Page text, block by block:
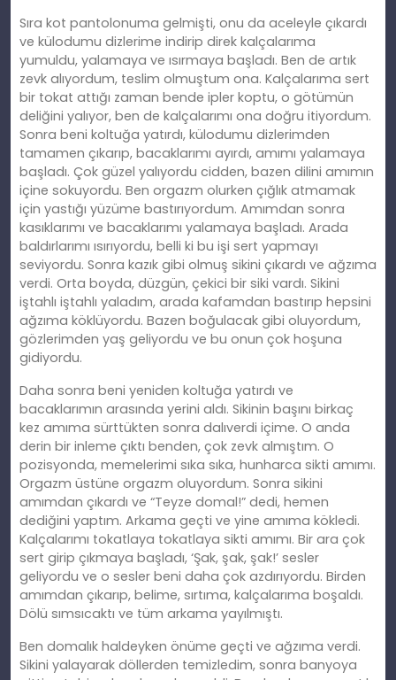
Sıra kot pantolonuma gelmişti, onu da aceleyle çıkardı
ve külodumu dizlerime indirip direk kalçalarıma
yumuldu, yalamaya ve ısırmaya başladı. Ben de artık
zevk alıyordum, teslim olmuştum ona. Kalçalarıma sert
bir tokat attığı zaman bende ipler koptu, o götümün
deliğini yalıyor, ben de kalçalarımı ona doğru itiyordum.
Sonra beni koltuğa yatırdı, külodumu dizlerimden
tamamen çıkarıp, bacaklarımı ayırdı, amımı yalamaya
başladı. Çok güzel yalıyordu cidden, bazen dilini amımın
içine sokuyordu. Ben orgazm olurken çığlık atmamak
için yastığı yüzüme bastırıyordum. Amımdan sonra
kasıklarımı ve bacaklarımı yalamaya başladı. Arada
baldırlarımı ısırıyordu, belli ki bu işi sert yapmayı
seviyordu. Sonra kazık gibi olmuş sikini çıkardı ve ağzıma
verdi. Orta boyda, düzgün, çekici bir siki vardı. Sikini
iştahlı iştahlı yaladım, arada kafamdan bastırıp hepsini
ağzıma köklüyordu. Bazen boğulacak gibi oluyordum,
gözlerimden yaş geliyordu ve bu onun çok hoşuna
gidiyordu.
Daha sonra beni yeniden koltuğa yatırdı ve
bacaklarımın arasında yerini aldı. Sikinin başını birkaç
kez amıma sürttükten sonra dalıverdi içime. O anda
derin bir inleme çıktı benden, çok zevk almıştım. O
pozisyonda, memelerimi sıka sıka, hunharca sikti amımı.
Orgazm üstüne orgazm oluyordum. Sonra sikini
amımdan çıkardı ve “Teyze domal!” dedi, hemen
dediğini yaptım. Arkama geçti ve yine amıma kökledi.
Kalçalarımı tokatlaya tokatlaya sikti amımı. Bir ara çok
sert girip çıkmaya başladı, ‘Şak, şak, şak!’ sesler
geliyordu ve o sesler beni daha çok azdırıyordu. Birden
amımdan çıkarıp, belime, sırtıma, kalçalarıma boşaldı.
Dölü sımsıcaktı ve tüm arkama yayılmıştı.
Ben domalık haldeyken önüme geçti ve ağzıma verdi.
Sikini yalayarak döllerden temizledim, sonra banyoya